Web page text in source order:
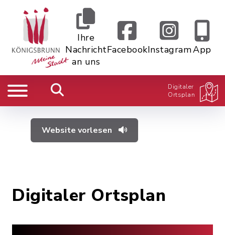
Ihre
Nachricht
an uns
FacebookInstagramApp
Digitaler
Ortsplan
Website vorlesen
Digitaler Ortsplan